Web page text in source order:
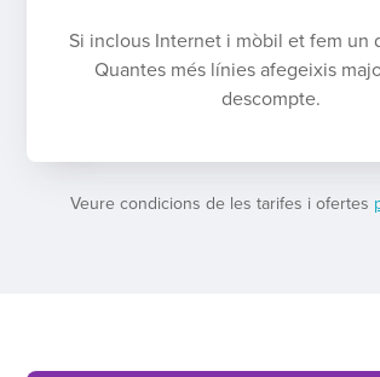
Si inclous Internet i mòbil et fem un
Quantes més línies afegeixis
descompte.
Veure condicions de les tarifes i ofertes